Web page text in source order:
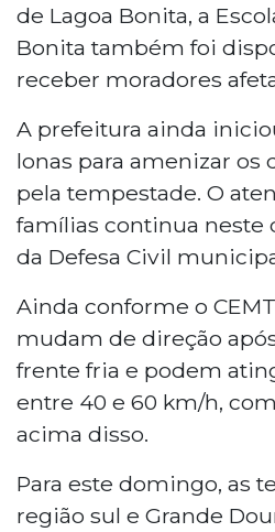
de Lagoa Bonita, a
Bonita também foi
receber moradores
A prefeitura ainda
lonas para amenizar os
pela tempestade. O
famílias continua neste
da Defesa Civil
Ainda conforme o
mudam de direção
frente fria e podem
entre 40 e 60 km/h,
acima disso.
Para este domingo, as
região sul e Grande